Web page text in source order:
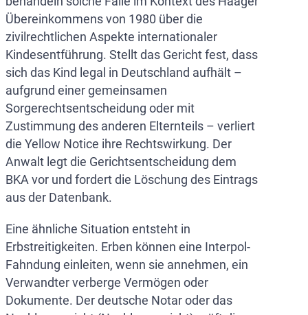
Übereinkommens von 1980 über die
zivilrechtlichen Aspekte internationaler
Kindesentführung. Stellt das Gericht fest, dass
sich das Kind legal in Deutschland aufhält –
aufgrund einer gemeinsamen
Sorgerechtsentscheidung oder mit
Zustimmung des anderen Elternteils – verliert
die Yellow Notice ihre Rechtswirkung. Der
Anwalt legt die Gerichtsentscheidung dem
BKA vor und fordert die Löschung des Eintrags
aus der Datenbank.
Eine ähnliche Situation entsteht in
Erbstreitigkeiten. Erben können eine Interpol-
Fahndung einleiten, wenn sie annehmen, ein
Verwandter verberge Vermögen oder
Dokumente. Der deutsche Notar oder das